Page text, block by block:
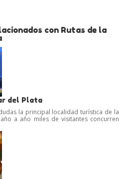
con Rutas de la
del Plata
la principal localidad turística de la
a año miles de visitantes concurren